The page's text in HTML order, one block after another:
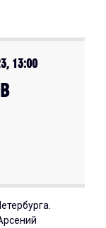
13:00